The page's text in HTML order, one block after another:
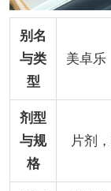
别名
与类
型
美卓乐
剂型
与规
格
片剂